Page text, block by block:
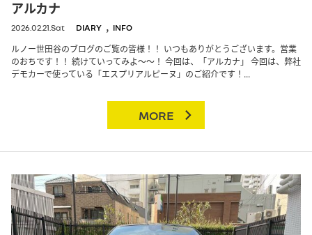
アルカナ
2026.02.21.Sat DIARY , INFO
ルノー世田谷のブログのご覧の皆様！！ いつもありがとうございます。営業
のおちです！！ 続けていってみよ～～！ 今回は、「アルカナ」 今回は、弊社
デモカーで使っている「エスプリアルピーヌ」のご紹介です！...
MORE